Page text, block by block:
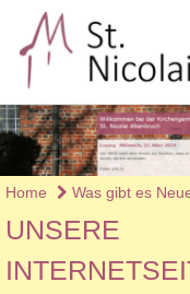
Home Was gibt es
UNSERE